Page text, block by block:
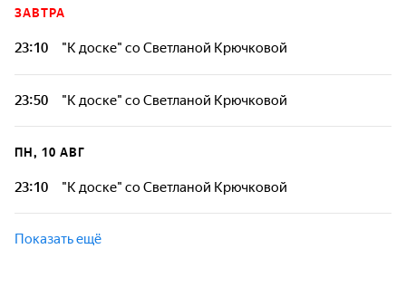
ЗАВТРА
23:10 "К доске" со Светланой Крючковой
23:50 "К доске" со Светланой Крючковой
ПН, 10 АВГ
23:10 "К доске" со Светланой Крючковой
Показать ещё